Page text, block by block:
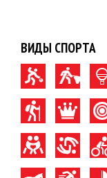
ВИДЫ СПОРТА